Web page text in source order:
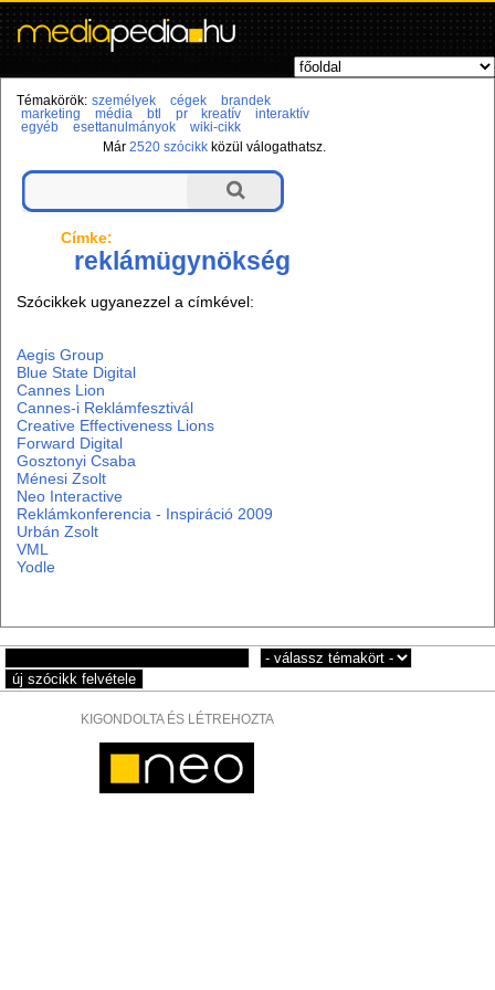
Témakörök: személyek cégek
brandek
marketing
média btl pr kreatív
interaktív
egyéb
esettanulmányok
wiki-cikk
Már2520 szócikk közül válogathatsz.
Címke:
reklámügynökség
Szócikkek ugyanezzel a címkével:
Aegis Group
Blue State Digital
Cannes Lion
Cannes-i Reklámfesztivál
Creative Effectiveness Lions
Forward Digital
Gosztonyi Csaba
Ménesi Zsolt
Neo Interactive
Reklámkonferencia - Inspiráció 2009
Urbán Zsolt
VML
Yodle
KIGONDOLTA ÉS LÉTREHOZTA